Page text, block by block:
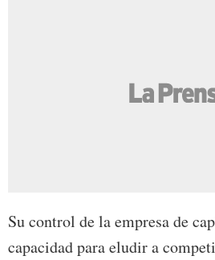
Su control de la empresa de
capacidad para eludir a